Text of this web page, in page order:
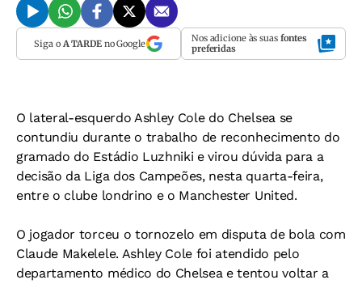
Siga o A TARDEno Google Nos adicione às suas fontes
preferidas
O lateral-esquerdo Ashley Cole do Chelsea se
contundiu durante o trabalho de reconhecimento do
gramado do Estádio Luzhniki e virou dúvida para a
decisão da Liga dos Campeões, nesta quarta-feira,
entre o clube londrino e o Manchester United.
O jogador torceu o tornozelo em disputa de bola com
Claude Makelele. Ashley Cole foi atendido pelo
departamento médico do Chelsea e tentou voltar a